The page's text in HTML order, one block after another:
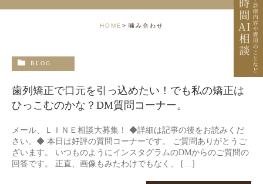
HOME 噛み合わせ
BLOG
歯列矯正で口元を引っ込めたい！でも私の矯正は
ひっこむのかな？DM質問コーナー。
メール、ＬＩＮＥ相談大募集！ ◆詳細は記事の後をお読みくだ
さい。◆ 本日は好評の質問コーナーです。 ご質問ありがとうご
ざいます。 いつものようにインスタグラムのDMからのご質問の
回答です。 正直、画像もみたわけでもなく、 […]